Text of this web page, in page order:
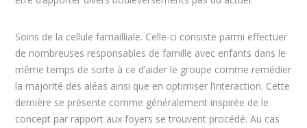
Soins de la cellule famailliale. Celle-ci consiste parmi effectuer
de nombreuses responsables de famille avec enfants dans le
même temps de sorte à ce d’aider le groupe comme remédier
la majorité des aléas ainsi que en optimiser l’interaction. Cette
dernière se présente comme généralement inspirée de le
concept par rapport aux foyers se trouvent procédé. Au cas